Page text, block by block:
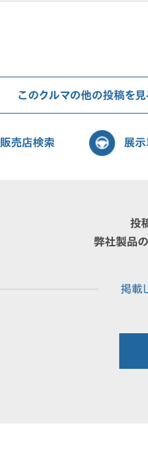
このクルマの他の投稿を見
販売店検索 展示
投
弊社製品の